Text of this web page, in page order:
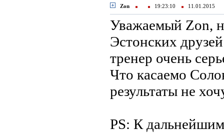
Zon 19:23:10 11.01.2015
Уважаемый Zon,
Эстонских
тренер очень
Что касаемо
результаты не
PS: К